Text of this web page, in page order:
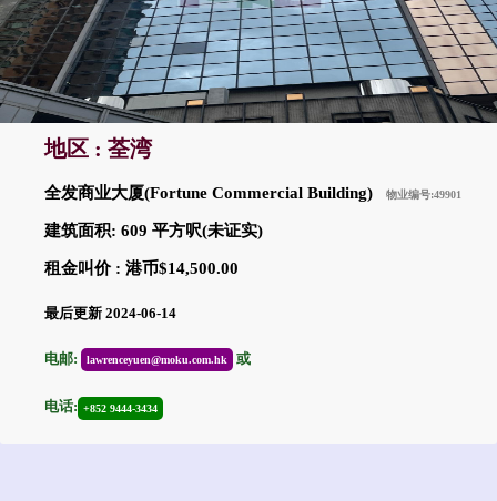
地区 : 荃湾
全发商业大厦(Fortune Commercial Building) 物业编号:49901
建筑面积: 609 平方呎(未证实)
租金叫价 : 港币$14,500.00
最后更新 2024-06-14
电邮: lawrenceyuen@moku.com.hk 或
电话: +852 9444-3434